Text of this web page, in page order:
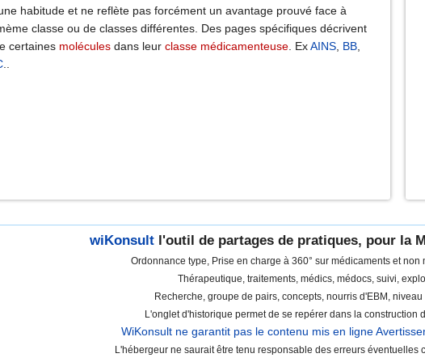
habitude et ne reflète pas forcément un avantage prouvé face à
classe ou de classes différentes. Des pages spécifiques décrivent
certaines molécules dans leurclasse médicamenteuse. ExAINS, BB,
..
wiKonsult l'outil de partages de pratiques, pour la
Ordonnance type, Prise en charge à 360° sur médicaments et non
Thérapeutique, traitements, médics, médocs, suivi,
Recherche, groupe de pairs, concepts, nourris d'EBM,
L'onglet d'historique permet de se repérer dans la construction
WiKonsult ne garantit pas le contenu mis en ligne
L'hébergeur ne saurait être tenu responsable des erreurs éventuelles